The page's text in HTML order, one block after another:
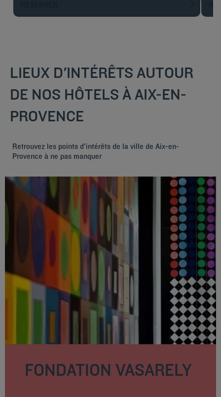
LIEUX D'INTÉRÊTS AUTOUR
DE NOS HÔTELS À AIX-EN-
PROVENCE
Retrouvez les points d'intérêts de la ville de Aix-en-
Provence à ne pas manquer
FONDATION VASARELY